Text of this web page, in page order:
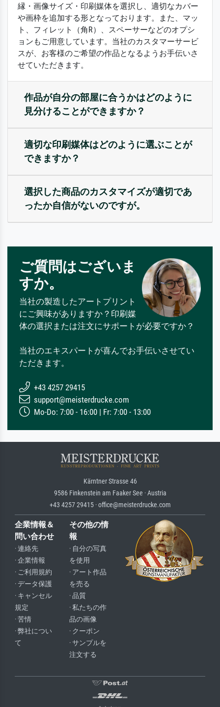
縁・画像サイズ・印刷媒体を選択し、適切なカバー
や画枠を追加する形となっております。また、マッ
ト、フィレット（角R）、スペーサーなどのオプシ
ョンもご用意しています。当社のカスタマーサービ
スが、お客様のご希望の作品となるようお手伝いさ
せていただきます。
作品が自分の部屋に合うかはどのように
見分けることができますか？
適切な印刷媒体はどのように選ぶことが
できますか？
選択した商品のカスタマイズが適切であ
ったか自信がないのですが。
ご質問はございま
すか。
当社の製造したアートプリント
にご興味がありますか？印刷媒
体の選択または注文にサポートが必要ですか？
当社のエキスパートが喜んでお手伝いさせてい
ただきます。
+43 4257 29415
support@meisterdrucke.com
Mo-Do: 7:00 - 16:00 | Fr: 7:00 - 13:00
Kärntner Strasse 46
9586 Finkenstein am Faaker See · Austria
+43 4257 29415 · office@meisterdrucke.com
企業情報＆
問い合わせ
· 連絡先
· 企業情報
· ご利用規約
· データ保護
· キャンセル
規定
· 苦情
· 弊社につい
て
その他の情
報
· 自分の写真
を使用
· アート作品
を売る
· 品質
· 私たちの作
品の画像
· クーポン
· サンプルを
注文する